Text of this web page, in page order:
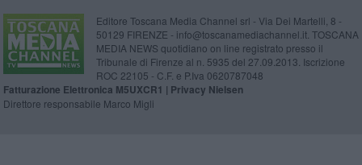
Editore Toscana Media Channel srl - Via Dei Martelli, 8 -
50129 FIRENZE - info@toscanamediachannel.it. TOSCANA
MEDIA NEWS quotidiano on line registrato presso il
Tribunale di Firenze al n. 5935 del 27.09.2013. Iscrizione
ROC 22105 - C.F. e P.Iva 0620787048
Fatturazione Elettronica M5UXCR1 | Privacy Nielsen
Direttore responsabile Marco Migli